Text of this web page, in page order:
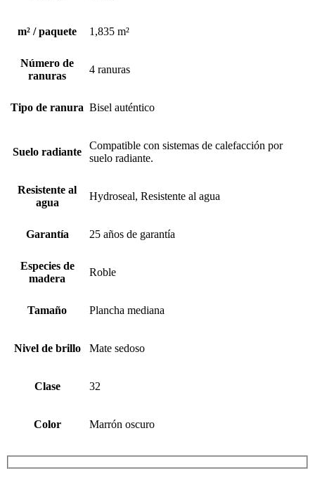
m² / paquete 1,835 m²
Número de
ranuras
4 ranuras
Tipo de ranura Bisel auténtico
Suelo radiante
Compatible con sistemas de calefacción por
suelo radiante.
Resistente al
agua
Hydroseal, Resistente al agua
Garantía 25 años de garantía
Especies de
madera
Roble
Tamaño Plancha mediana
Nivel de brillo Mate sedoso
Clase 32
Color Marrón oscuro